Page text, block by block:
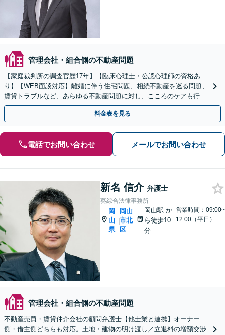
管理会社・組合側の不動産問題
【家庭裁判所の調査官歴17年】【臨床心理士・公認心理師の資格あ
り】【WEB面談対応】離婚に伴う住宅問題、相続不動産を巡る問題、
賃貸トラブルなど、あらゆる不動産問題に対し、こころのケアも行い
つつ、迅速かつ的確に対応します。
料金表を見る
電話でお問い合わせ メールでお問い合わせ
新名 信介 弁護士
葵綜合法律事務所
岡
山
県
|
岡山
市北
区
岡山駅 か
ら徒歩10
分
営業時間：09:00~
12:00（平日）
管理会社・組合側の不動産問題
不動産売買・賃貸仲介会社の顧問弁護士【他士業と連携】オーナー
側・借主側どちらも対応。土地・建物の明け渡し／立退料の増額交渉